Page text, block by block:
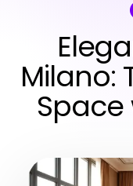
Milano:
Space